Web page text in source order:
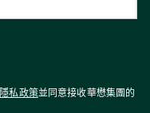
隱私政策並同意接收華懋集團的